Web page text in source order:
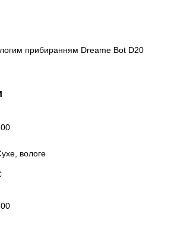
прибиранням Dreame Bot D20
вологе